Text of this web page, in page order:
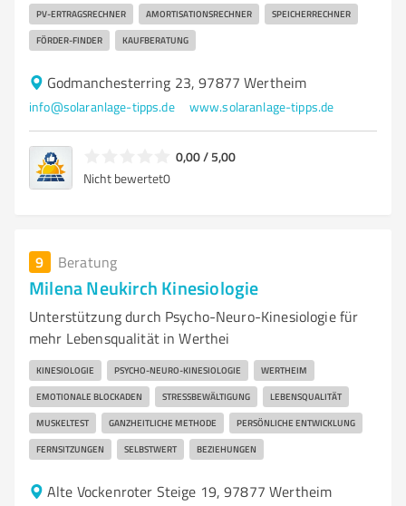
PV-ERTRAGSRECHNER AMORTISATIONSRECHNER SPEICHERRECHNER
FÖRDER-FINDER KAUFBERATUNG
Godmanchesterring 23, 97877 Wertheim
info@solaranlage-tipps.de www.solaranlage-tipps.de
0,00 / 5,00
Nicht bewertet0
9 Beratung
Milena Neukirch Kinesiologie
Unterstützung durch Psycho-Neuro-Kinesiologie für
mehr Lebensqualität in Werthei
KINESIOLOGIE PSYCHO-NEURO-KINESIOLOGIE WERTHEIM
EMOTIONALE BLOCKADEN STRESSBEWÄLTIGUNG LEBENSQUALITÄT
MUSKELTEST GANZHEITLICHE METHODE PERSÖNLICHE ENTWICKLUNG
FERNSITZUNGEN SELBSTWERT BEZIEHUNGEN
Alte Vockenroter Steige 19, 97877 Wertheim